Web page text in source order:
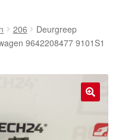
206
Deurgreep
9642208477 9101S1